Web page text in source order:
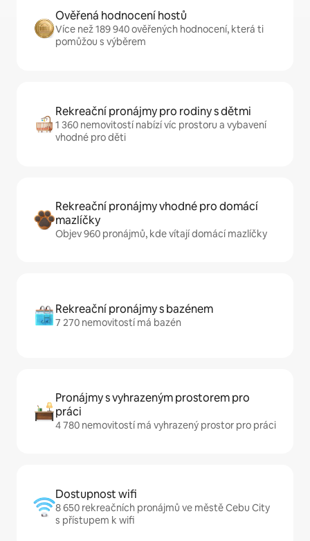
Ověřená hodnocení hostů
Více než 189 940 ověřených hodnocení, která ti
pomůžou s výběrem
Rekreační pronájmy pro rodiny s dětmi
1 360 nemovitostí nabízí víc prostoru a vybavení
vhodné pro děti
Rekreační pronájmy vhodné pro domácí
mazlíčky
Objev 960 pronájmů, kde vítají domácí mazlíčky
Rekreační pronájmy s bazénem
7 270 nemovitostí má bazén
Pronájmy s vyhrazeným prostorem pro
práci
4 780 nemovitostí má vyhrazený prostor pro práci
Dostupnost wifi
8 650 rekreačních pronájmů ve městě Cebu City
s přístupem k wifi